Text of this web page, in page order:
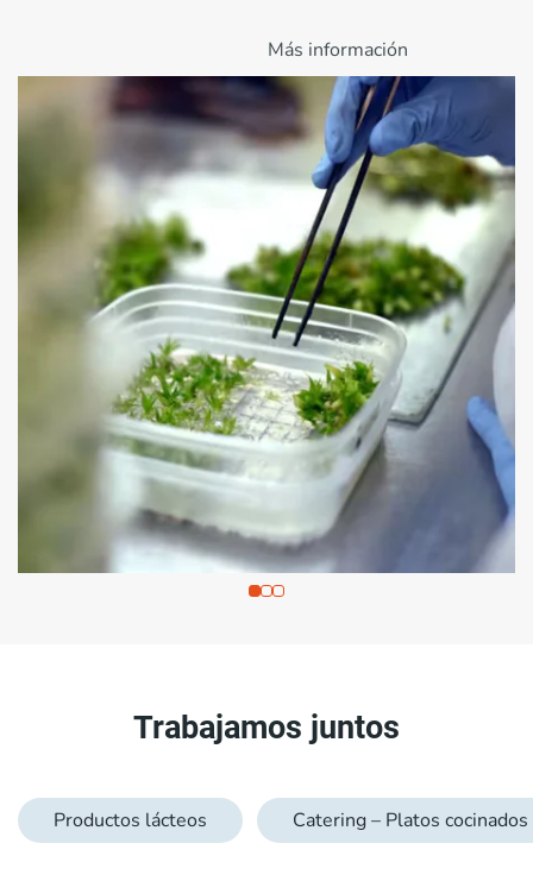
Más información
Trabajamos juntos
Productos lácteos Catering – Platos cocinados